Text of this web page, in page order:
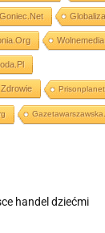
Goniec.net
Zdrowie
handel dziećmi